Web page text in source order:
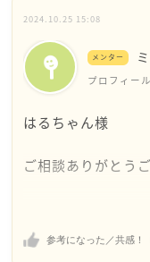
2024.10.25 15:08
メンター
プロフィー
はるちゃん様
ご相談ありがとう
夫の親族に話す勇
ればどうかなと思
言う訳ではないの
参考になった／共感！